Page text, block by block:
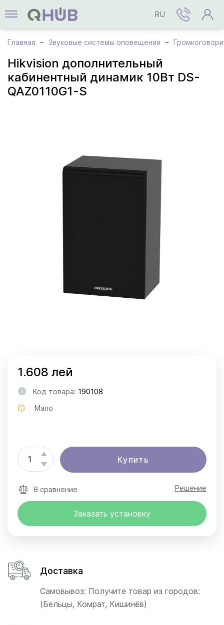
RU
Главная Звуковые системы оповещения
Hikvision дополнительный
кабинентный динамик 10Вт DS-
QAZ0110G1-S
1.608 лей
Код товара: 190108
Мало
Купить
В сравнение Решение
Заказать установку
Доставка
Самовывоз: Получите товар из городов:
(Бельцы, Комрат, Кишинёв)